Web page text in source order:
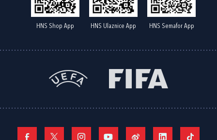
HNS Shop App HNS Ulaznice App HNS Semafor App